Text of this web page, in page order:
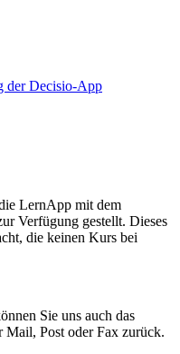
der Decisio-App
LernApp mit dem
Verfügung gestellt. Dieses
die keinen Kurs bei
Sie uns auch das
Mail, Post oder Fax zurück.